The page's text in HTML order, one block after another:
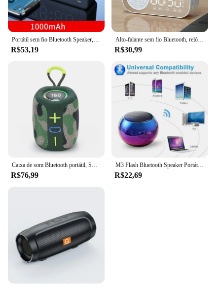
R$53,19
Alto-falante sem fio Bluetooth, relógio subwoofer alto multifuncional, mini alto-falante despertador inteligente AI
R$30,99
Caixa de som Bluetooth portátil, Subwoofer música sem fio, Mini rádio, FM Woofer, baixo, computador, PC, TV, áudio pequeno
R$76,99
M3 Flash Bluetooth Speaker Portátil Pequena Arma De Aço Metal Pesado Subwoofer Ao Ar Livre Mini Bluetooth Pequeno Orador
R$22,69